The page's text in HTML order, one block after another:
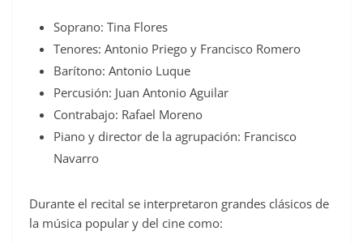
Soprano: Tina Flores
Tenores: Antonio Priego y Francisco Romero
Barítono: Antonio Luque
Percusión: Juan Antonio Aguilar
Contrabajo: Rafael Moreno
Piano y director de la agrupación: Francisco
Navarro
Durante el recital se interpretaron grandes clásicos de
la música popular y del cine como: